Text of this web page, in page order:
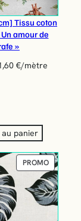
Tissu coton
amour de
»
€/mètre
panier
PROMOPRODUIT
EN